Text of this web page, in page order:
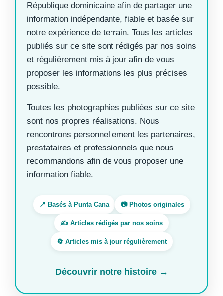
République dominicaine afin de partager une
information indépendante, fiable et basée sur
notre expérience de terrain. Tous les articles
publiés sur ce site sont rédigés par nos soins
et régulièrement mis à jour afin de vous
proposer les informations les plus précises
possible.
Toutes les photographies publiées sur ce site
sont nos propres réalisations. Nous
rencontrons personnellement les partenaires,
prestataires et professionnels que nous
recommandons afin de vous proposer une
information fiable.
📍 Basés à Punta Cana 📷 Photos originales
✍️ Articles rédigés par nos soins
🔄 Articles mis à jour régulièrement
Découvrir notre histoire →